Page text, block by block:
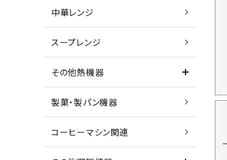
中華レンジ
スープレンジ
その他熱機器
製菓・製パン機器
コーヒーマシン関連